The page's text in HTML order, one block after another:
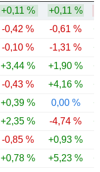
+0,11 % +0,11 %
-0,42 % -0,61 %
-0,10 % -1,31 %
+3,44 % +1,90 %
-0,43 % +4,16 %
+0,39 % 0,00 %
+2,35 % -4,74 %
-0,85 % +0,93 %
+0,78 % +5,23 %